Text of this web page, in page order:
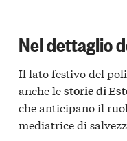
Nel dettaglio
Il lato festivo del
anche lestorie di
che anticipano il
mediatrice di